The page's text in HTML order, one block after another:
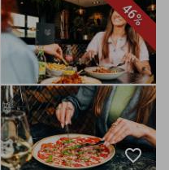
46%
favorite_border